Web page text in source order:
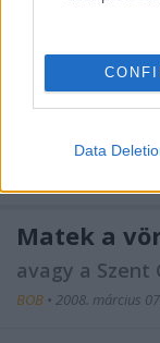
Data
Ha valaki még
milyen
hogy kikre
csömöszölöm.
Matek a
avagy a
BOB • 2008. március 07.